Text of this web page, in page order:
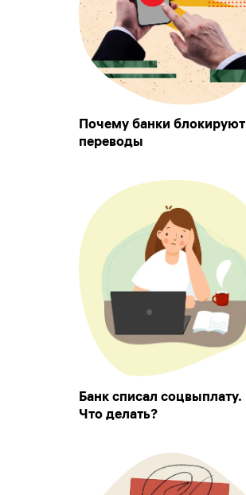
Почему банки блокируют
переводы
Банк списал соцвыплату.
Что делать?